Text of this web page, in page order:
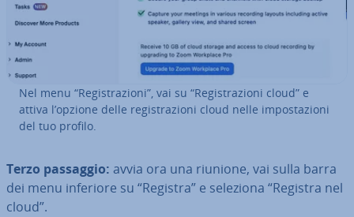
Nel menu “Re­gi­stra­zio­ni”, vai su “Re­gi­stra­zio­ni cloud” e
attiva l’opzione delle re­gi­stra­zio­ni cloud nelle im­po­sta­zio­ni
del tuo profilo.
Terzo passaggio: avvia ora una riunione, vai sulla barra
dei menu inferiore su “Registra” e seleziona “Registra nel
cloud”.